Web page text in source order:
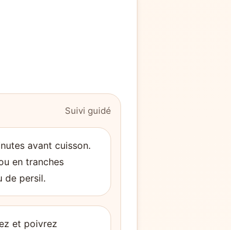
Suivi guidé
avant cuisson.
en tranches
de persil.
et poivrez